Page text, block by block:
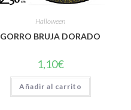
Halloween
GORRO BRUJA DORADO
1,10€
Añadir al carrito